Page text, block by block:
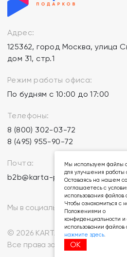
Адрес:
125362, город Москва, улица
дом 31, стр.1
Режим работы офиса:
По будням с 10:00 до 17:00
Телефоны:
8 (800) 302-03-72
8 (495) 955-90-72
Почта:
b2b@karta-podarkov.ru
© 2026 KARTA-PODARKOV.RU.
Все права защищены.
Мы в социальных сетях:
Мы используем файлы
для улучшения работы
Оставаясь на нашем
соглашаетесь с
использования файлов
Чтобы ознакомиться с
Положениями о
конфиденциальности и
использовании файлов
нажмите здесь.
ОК